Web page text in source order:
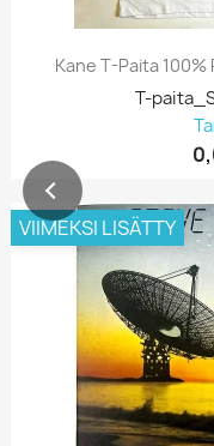
Kane T-Paita 100%
T-
VIIMEKSI LISÄTTY